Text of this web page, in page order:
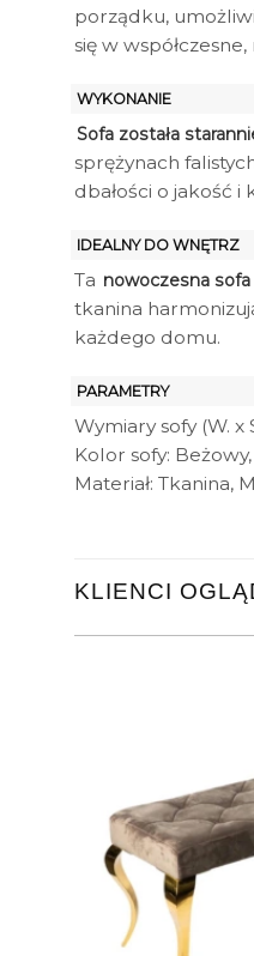
porządku,
się w
WYKONANIE
Sofa została
sprężynach
dbałości o jakość
IDEALNY DO WNĘTRZ
Ta nowoczesna
tkanina
każdego domu.
PARAMETRY
Wymiary sofy (W. x
Kolor sofy:
Materiał: Tkanina,
KLIENCI